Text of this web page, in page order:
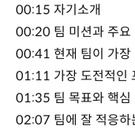
00:15 자기소개
00:20 팀 미션과 주요
00:41 현재 팀이 가장
01:11 가장 도전적인
01:35 팀 목표와 핵심
02:07 팀에 잘 적응하